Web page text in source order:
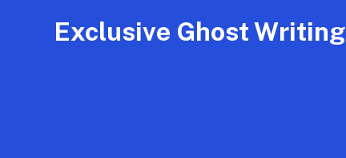
Exclusive Ghost Writing